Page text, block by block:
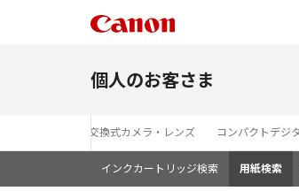
個人のお客さま
レンズ交換式カメラ・レンズ コンパクトデジ
インクカートリッジ検索 用紙検索